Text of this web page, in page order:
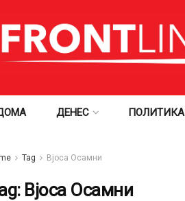
ДЕНЕС ПОЛИТИКА
Tag Вјоса Осамни
Вјоса Осамни